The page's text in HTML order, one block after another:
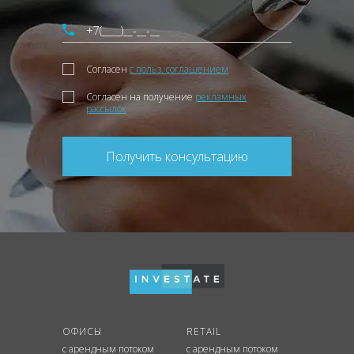
Согласен с польз. соглашением
Согласен на получение рекламных
рассылок
Получить консультацию
ОФИСЫ
с арендным потоком
RETAIL
с арендным потоком